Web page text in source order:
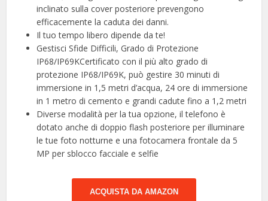
inclinato sulla cover posteriore prevengono
efficacemente la caduta dei danni.
Il tuo tempo libero dipende da te!
Gestisci Sfide Difficili, Grado di Protezione
IP68/IP69KCertificato con il più alto grado di
protezione IP68/IP69K, può gestire 30 minuti di
immersione in 1,5 metri d’acqua, 24 ore di immersione
in 1 metro di cemento e grandi cadute fino a 1,2 metri
Diverse modalità per la tua opzione, il telefono è
dotato anche di doppio flash posteriore per illuminare
le tue foto notturne e una fotocamera frontale da 5
MP per sblocco facciale e selfie
ACQUISTA DA AMAZON